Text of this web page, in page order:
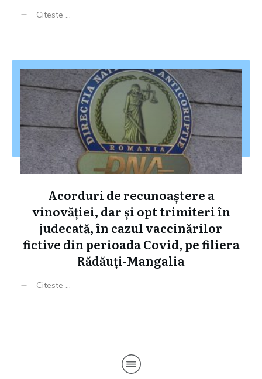
Citeste ...
Acorduri de recunoaștere a
vinovăției, dar și opt trimiteri în
judecată, în cazul vaccinărilor
fictive din perioada Covid, pe filiera
Rădăuți-Mangalia
Citeste ...